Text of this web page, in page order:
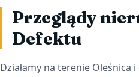
Przeglądy
Defektu
Działamy na terenie